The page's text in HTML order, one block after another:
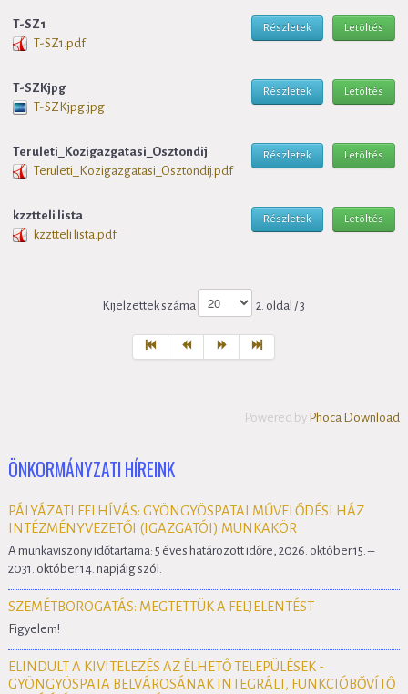
T-SZ1
T-SZ1.pdf
Letöltés
Részletek
T-SZKjpg
T-SZKjpg.jpg
Letöltés
Részletek
Teruleti_Kozigazgatasi_Osztondij
Teruleti_Kozigazgatasi_Osztondij.pdf
Letöltés
Részletek
kzztteli lista
kzztteli lista.pdf
Letöltés
Részletek
Kijelzettek száma 2. oldal / 3
Powered by Phoca Download
ÖNKORMÁNYZATI HÍREINK
PÁLYÁZATI FELHÍVÁS: GYÖNGYÖSPATAI MŰVELŐDÉSI HÁZ
INTÉZMÉNYVEZETŐI (IGAZGATÓI) MUNKAKÖR
A munkaviszony időtartama: 5 éves határozott időre, 2026. október 15. –
2031. október 14. napjáig szól.
SZEMÉTBOROGATÁS: MEGTETTÜK A FELJELENTÉST
Figyelem!
ELINDULT A KIVITELEZÉS AZ ÉLHETŐ TELEPÜLÉSEK -
GYÖNGYÖSPATA BELVÁROSÁNAK INTEGRÁLT, FUNKCIÓBŐVÍTŐ